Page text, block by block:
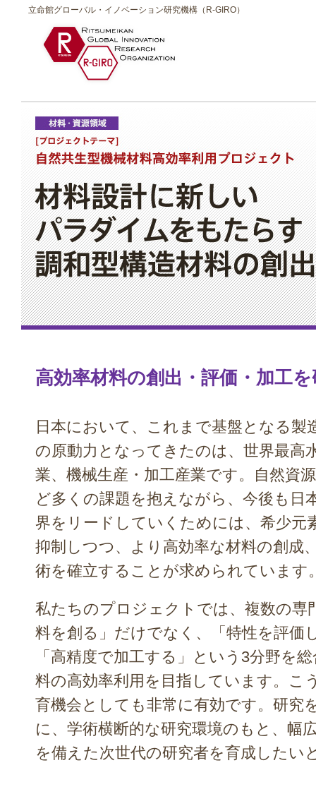
立命館グローバル・イノベーション研究機構（R-GIRO）
高効率材料の創出・評価・加工を
日本において、これまで基盤となる製
の原動力となってきたのは、世界最高
業、機械生産・加工産業です。自然資
ど多くの課題を抱えながら、今後も日
界をリードしていくためには、希少元
抑制しつつ、より高効率な材料の創成
術を確立することが求められています
私たちのプロジェクトでは、複数の専
料を創る」だけでなく、「特性を評価
「高精度で加工する」という3分野を
料の高効率利用を目指しています。こ
育機会としても非常に有効です。研究
に、学術横断的な研究環境のもと、幅
を備えた次世代の研究者を育成したい